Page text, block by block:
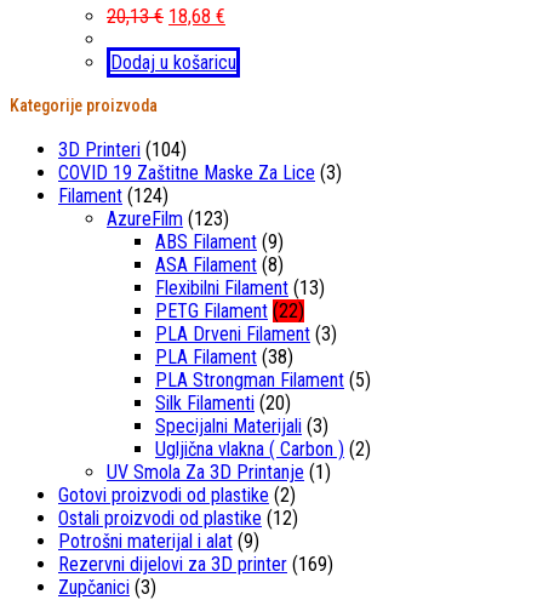
20,13€ 18,68 €
Dodaj u košaricu
Kategorije proizvoda
3D Printeri (104)
COVID 19 Zaštitne Maske Za Lice (3)
Filament (124)
AzureFilm (123)
ABS Filament (9)
ASA Filament (8)
Flexibilni Filament (13)
PETG Filament (22)
PLA Drveni Filament (3)
PLA Filament (38)
PLA Strongman Filament (5)
Silk Filamenti (20)
Specijalni Materijali (3)
Ugljična vlakna ( Carbon ) (2)
UV Smola Za 3D Printanje (1)
Gotovi proizvodi od plastike (2)
Ostali proizvodi od plastike (12)
Potrošni materijal i alat (9)
Rezervni dijelovi za 3D printer (169)
Zupčanici (3)